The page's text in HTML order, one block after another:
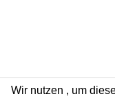
Wir nutzen , um